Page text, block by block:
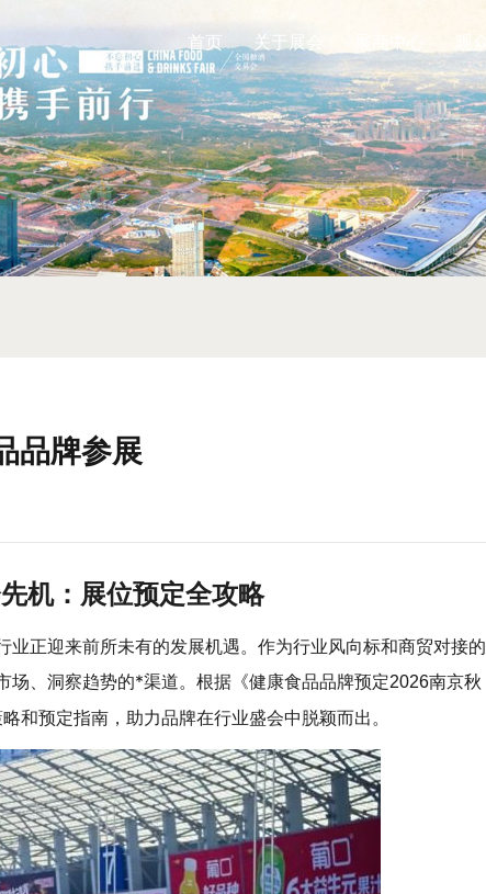
首页 关于展会
品牌参展
先机：展位预定全攻略
正迎来前所未有的发展机遇。作为行业风向标和商贸对接的
场、洞察趋势的*渠道。根据《健康食品品牌预定2026南京秋
和预定指南，助力品牌在行业盛会中脱颖而出。